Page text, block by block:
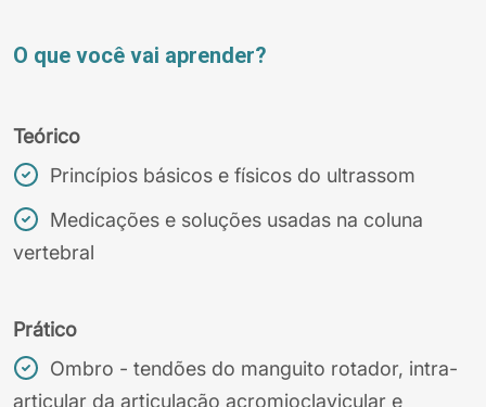
O que você vai aprender?
Teórico
Princípios básicos e físicos do ultrassom
Medicações e soluções usadas na coluna
vertebral
Prático
Ombro - tendões do manguito rotador, intra-
articular da articulação acromioclavicular e